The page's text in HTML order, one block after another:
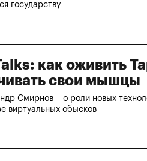
государству
как оживить
свои мышцы
Смирнов – о роли новых
виртуальных обысков